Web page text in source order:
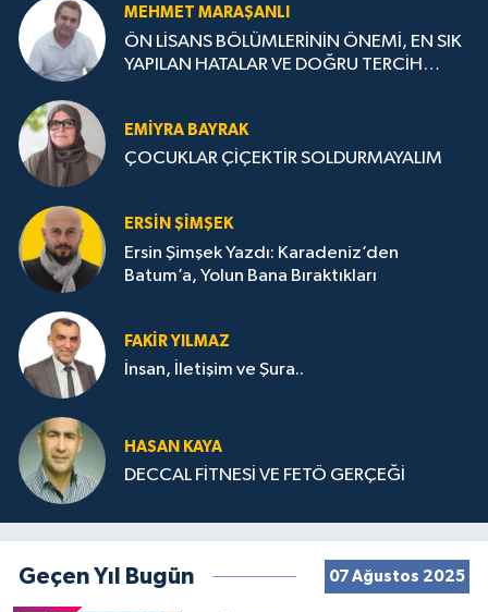
MEHMET MARAŞANLI
ÖN LİSANS BÖLÜMLERİNİN ÖNEMİ, EN SIK
YAPILAN HATALAR VE DOĞRU TERCİH
EMIYRA BAYRAK
ÇOCUKLAR ÇİÇEKTİR SOLDURMAYALIM
ERSIN ŞIMŞEK
Ersin Şimşek Yazdı: Karadeniz’den
Batum’a, Yolun Bana Bıraktıkları
FAKIR YILMAZ
İnsan, İletişim ve Şura..
HASAN KAYA
DECCAL FİTNESİ VE FETÖ GERÇEĞİ
Geçen Yıl Bugün 07 Ağustos 2025